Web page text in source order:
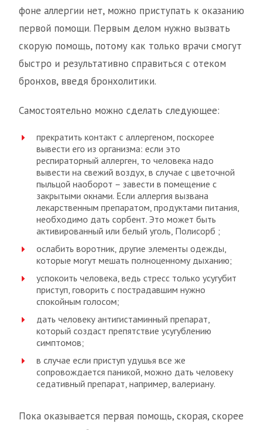
фоне аллергии нет, можно приступать к оказанию
первой помощи. Первым делом нужно вызвать
скорую помощь, потому как только врачи смогут
быстро и результативно справиться с отеком
бронхов, введя бронхолитики.
Самостоятельно можно сделать следующее:
прекратить контакт с аллергеном, поскорее
вывести его из организма: если это
респираторный аллерген, то человека надо
вывести на свежий воздух, в случае с цветочной
пыльцой наоборот – завести в помещение с
закрытыми окнами. Если аллергия вызвана
лекарственным препаратом, продуктами питания,
необходимо дать сорбент. Это может быть
активированный или белый уголь, Полисорб ;
ослабить воротник, другие элементы одежды,
которые могут мешать полноценному дыханию;
успокоить человека, ведь стресс только усугубит
приступ, говорить с пострадавшим нужно
спокойным голосом;
дать человеку антигистаминный препарат,
который создаст препятствие усугублению
симптомов;
в случае если приступ удушья все же
сопровождается паникой, можно дать человеку
седативный препарат, например, валериану.
Пока оказывается первая помощь, скорая, скорее